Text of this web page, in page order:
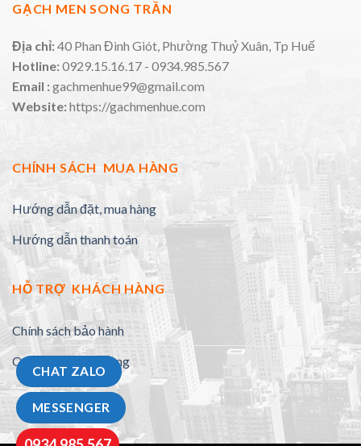
GẠCH MEN SONG TRẦN
Địa chỉ:40 Phan Đình Giót, Phường Thuỷ Xuân, Tp Huế
Hotline:0929.15.16.17 - 0934.985.567
Email :gachmenhue99@gmail.com
Website:https://gachmenhue.com
CHÍNH SÁCH MUA HÀNG
Hướng dẫn đặt, mua hàng
Hướng dẫn thanh toán
HỖ TRỢ KHÁCH HÀNG
Chính sách bảo hành
Quy định đổi trả hàng
CHAT ZALO
MESSENGER